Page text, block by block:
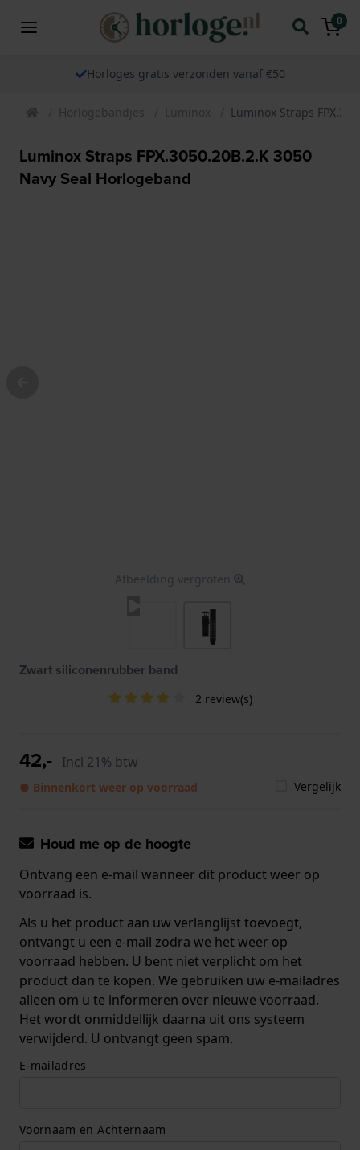
0
Horloges gratis verzonden vanaf €50
Horlogebandjes Luminox Luminox Straps
Luminox Straps FPX.3050.20B.2.K 3050
Navy Seal Horlogeband
Afbeelding vergroten
Zwart siliconenrubber band
2 review(s)
42,- Incl 21% btw
● Binnenkort weer op voorraad Vergelijk
Houd me op de hoogte
Ontvang een e-mail wanneer dit product weer op
voorraad is.
Als u het product aan uw verlanglijst toevoegt,
ontvangt u een e-mail zodra we het weer op
voorraad hebben. U bent niet verplicht om het
product dan te kopen. We gebruiken uw e-mailadres
alleen om u te informeren over nieuwe voorraad.
Het wordt onmiddellijk daarna uit ons systeem
verwijderd. U ontvangt geen spam.
E-mailadres
Voornaam en Achternaam